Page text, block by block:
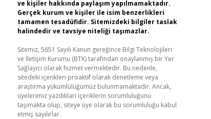
ve kişiler hakkında paylaşım yapılmamaktadır.
Gerçek kurum ve kişiler ile isim benzerlikleri
tamamen tesadüfidir. Sitemizdeki bilgiler taslak
halindedir ve tavsiye niteliği taşımazlar.
Sitemiz, 5651 Sayılı Kanun gereğince Bilgi Teknolojileri
ve İletişim Kurumu (BTK) tarafından onaylanmış bir Yer
Sağlayıcı olarak hizmet vermektedir. Bu nedenle,
sitedeki içerikleri proaktif olarak denetleme veya
araştırma yükümlülüğümüz bulunmamaktadır. Ancak,
üyelerimiz yazdıkları içeriklerin sorumluluğunu
taşımakta olup, siteye üye olarak bu sorumluluğu kabul
etmiş sayılırlar.